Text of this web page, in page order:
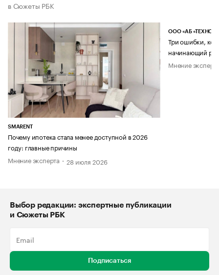
в Сюжеты РБК
SMARENT
Почему ипотека стала менее доступной в 2026
году: главные причины
Мнение эксперта
28 июля 2026
ООО «АБ
Три ошибки,
начинающий
Мнение
Выбор редакции: экспертные публикации
и Сюжеты РБК
Подписаться